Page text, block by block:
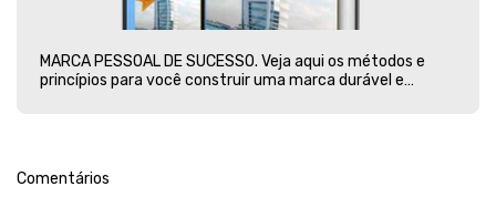
MARCA PESSOAL DE SUCESSO. Veja aqui os métodos e
princípios para você construir uma marca durável e
Comentários